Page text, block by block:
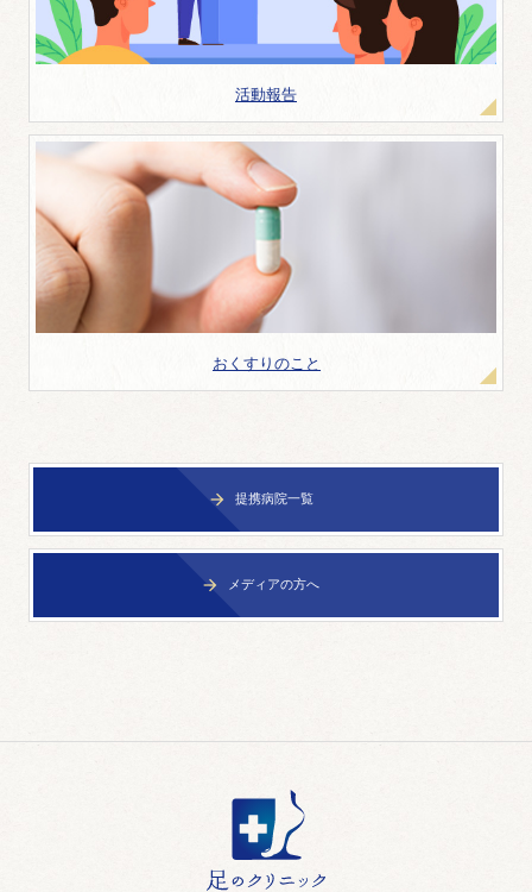
活動報告
おくすりのこと
 提携病院一覧
 メディアの方へ